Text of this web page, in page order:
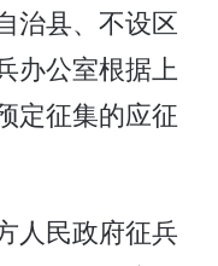
治县、不设区
办公室根据上
定征集的应征
人民政府征兵